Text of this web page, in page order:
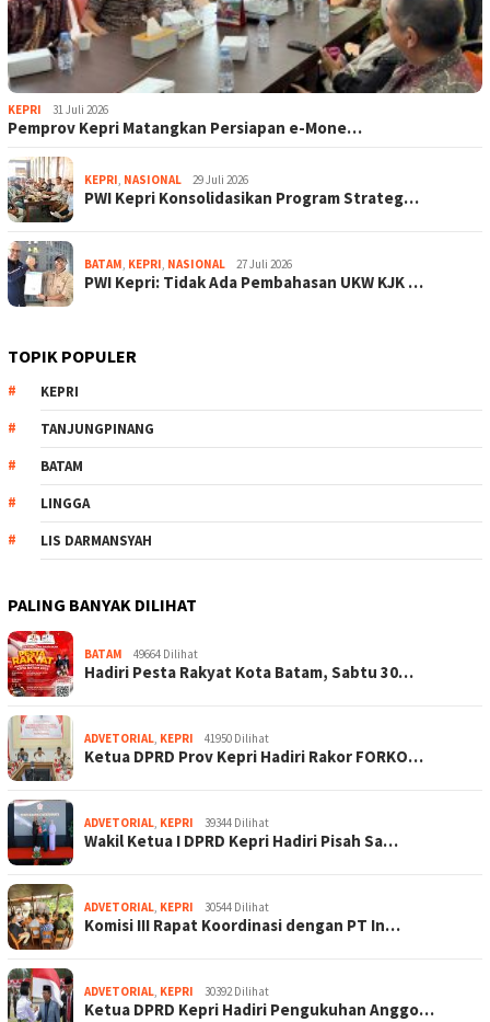
KEPRI 31 Juli 2026
Pemprov Kepri Matangkan Persiapan e-Mone…
KEPRI, NASIONAL 29 Juli 2026
PWI Kepri Konsolidasikan Program Strateg…
BATAM, KEPRI, NASIONAL 27 Juli 2026
PWI Kepri: Tidak Ada Pembahasan UKW KJK …
TOPIK POPULER
KEPRI
TANJUNGPINANG
BATAM
LINGGA
LIS DARMANSYAH
PALING BANYAK DILIHAT
BATAM 49664 Dilihat
Hadiri Pesta Rakyat Kota Batam, Sabtu 30…
ADVETORIAL, KEPRI 41950 Dilihat
Ketua DPRD Prov Kepri Hadiri Rakor FORKO…
ADVETORIAL, KEPRI 39344 Dilihat
Wakil Ketua I DPRD Kepri Hadiri Pisah Sa…
ADVETORIAL, KEPRI 30544 Dilihat
Komisi III Rapat Koordinasi dengan PT In…
ADVETORIAL, KEPRI 30392 Dilihat
Ketua DPRD Kepri Hadiri Pengukuhan Anggo…